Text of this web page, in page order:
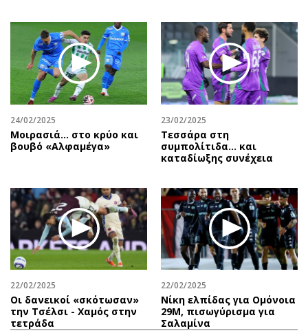
24/02/2025
Μοιρασιά… στο κρύο και
βουβό «Αλφαμέγα»
23/02/2025
Τεσσάρα στη
συμπολίτιδα... και
καταδίωξης συνέχεια
22/02/2025
Οι δανεικοί «σκότωσαν»
την Τσέλσι - Χαμός στην
τετράδα
22/02/2025
Νίκη ελπίδας για Ομόνοια
29Μ, πισωγύρισμα για
Σαλαμίνα